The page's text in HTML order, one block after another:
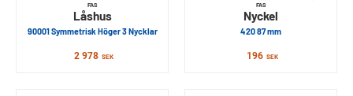
FAS
Låshus
90001 Symmetrisk Höger 3 Nycklar
2 978 SEK
FAS
Nyckel
420 87 mm
196 SEK